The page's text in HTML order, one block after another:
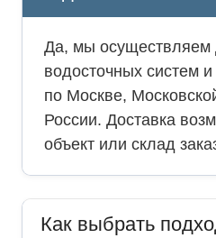
Да, мы осуществляем
водосточных систем
по Москве,
России. Доставка
объект или склад
Как выбрать